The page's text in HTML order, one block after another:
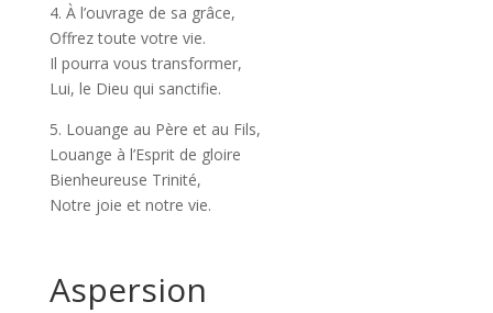
4. À l’ouvrage de sa grâce,
Offrez toute votre vie.
Il pourra vous transformer,
Lui, le Dieu qui sanctifie.
5. Louange au Père et au Fils,
Louange à l’Esprit de gloire
Bienheureuse Trinité,
Notre joie et notre vie.
Aspersion